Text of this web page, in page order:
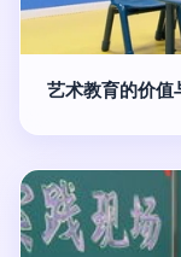
艺术教育的价值